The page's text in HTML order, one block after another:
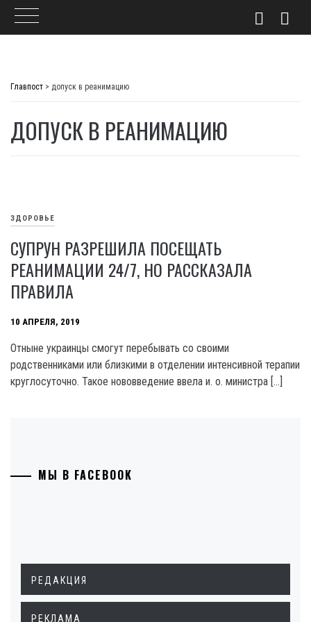
Главпост > допуск в реанимацию
ДОПУСК В РЕАНИМАЦИЮ
ЗДОРОВЬЕ
СУПРУН РАЗРЕШИЛА ПОСЕЩАТЬ
РЕАНИМАЦИИ 24/7, НО РАССКАЗАЛА
ПРАВИЛА
10 АПРЕЛЯ, 2019
Отныне украинцы смогут перебывать со своими
родственниками или близкими в отделении интенсивной терапии
круглосуточно. Такое нововведение ввела и. о. министра […]
МЫ В FACEBOOK
РЕДАКЦИЯ
РЕКЛАМА